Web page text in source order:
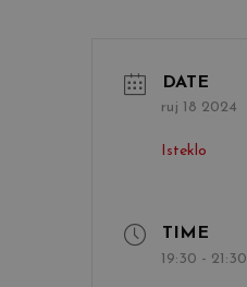
DATE
ruj 18 2024
Isteklo
TIME
19:30 - 21:30